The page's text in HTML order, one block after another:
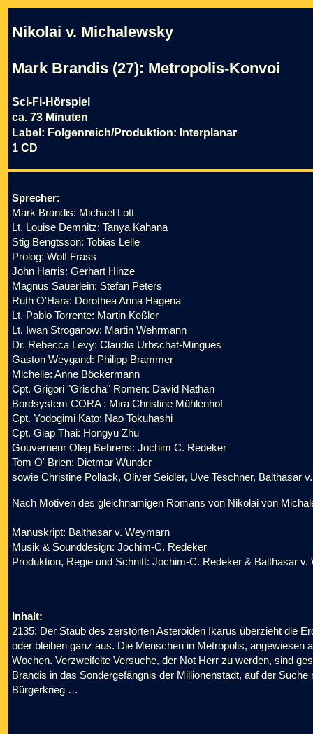
Nikolai v. Michalewsky
Mark Brandis (27): Metropolis-Konvoi
Sci-Fi-Hörspiel
ca. 73 Minuten
Label: Folgenreich/Produktion: Interplanar
1 CD
Sprecher:
Mark Brandis: Michael Lott
Lt. Louise Demnitz: Tanya Kahana
Stig Bengtsson: Tobias Lelle
Prolog: Wolf Frass
John Harris: Gerhart Hinze
Magnus Sauerlein: Stefan Peters
Ruth O'Hara: Dorothea Anna Hagena
Lt. Pablo Torrente: Martin Keßler
Lt. Iwan Stroganow: Martin Wehrmann
Dr. Rebecca Levy: Claudia Urbschat-Mingues
Gaston Weygand: Philipp Brammer
Michelle: Anne Böckermann
Cpt. Grigori "Grischa" Romen: David Nathan
Bordsystem CORA : Mira Christine Mühlenhof
Cpt. Yodogimi Kato: Nao Tokuhashi
Cpt. Giap Thai: Hongyu Zhu
Gouverneur Oleg Behrens: Jochim C. Redeker
Tom O' Brien: Dietmar Wunder
sowie Christine Pollack, Oliver Seidler, Uve Teschner, Balthasar
Nach Motiven des gleichnamigen Romans von Nikolai von
Manuskript: Balthasar v. Weymarn
Musik & Sounddesign: Jochim-C. Redeker
Produktion, Regie und Schnitt: Jochim-C. Redeker & Balthasar v.
Inhalt:
2135: Der Staub des zerstörten Asteroiden Ikarus überzieht die
oder bleiben ganz aus. Die Menschen in Metropolis, angewiesen
Wochen. Verzweifelte Versuche, der Not Herr zu werden, sind
Brandis in das Sondergefängnis der Millionenstadt, auf der
Bürgerkrieg …